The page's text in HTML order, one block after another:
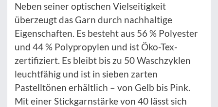
Neben seiner optischen Vielseitigkeit
überzeugt das Garn durch nachhaltige
Eigenschaften. Es besteht aus 56 % Polyester
und 44 % Polypropylen und ist Öko-Tex-
zertifiziert. Es bleibt bis zu 50 Waschzyklen
leuchtfähig und ist in sieben zarten
Pastelltönen erhältlich – von Gelb bis Pink.
Mit einer Stickgarnstärke von 40 lässt sich